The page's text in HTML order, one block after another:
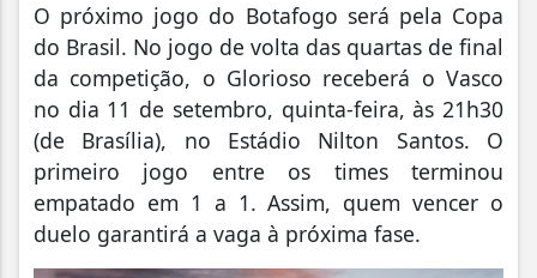
O próximo jogo do Botafogo será pela Copa
do Brasil. No jogo de volta das quartas de final
da competição, o Glorioso receberá o Vasco
no dia 11 de setembro, quinta-feira, às 21h30
(de Brasília), no Estádio Nilton Santos. O
primeiro jogo entre os times terminou
empatado em 1 a 1. Assim, quem vencer o
duelo garantirá a vaga à próxima fase.